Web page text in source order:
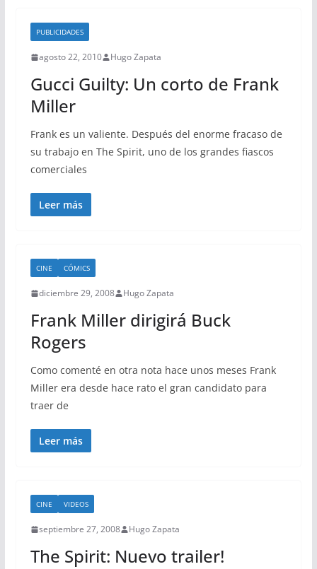
PUBLICIDADES
agosto 22, 2010 Hugo Zapata
Gucci Guilty: Un corto de Frank
Miller
Frank es un valiente. Después del enorme fracaso de
su trabajo en The Spirit, uno de los grandes fiascos
comerciales
Leer más
CINE CÓMICS
diciembre 29, 2008 Hugo Zapata
Frank Miller dirigirá Buck
Rogers
Como comenté en otra nota hace unos meses Frank
Miller era desde hace rato el gran candidato para
traer de
Leer más
CINE VIDEOS
septiembre 27, 2008 Hugo Zapata
The Spirit: Nuevo trailer!